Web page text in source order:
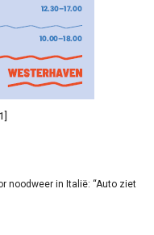
noodweer in Italië: “Auto ziet